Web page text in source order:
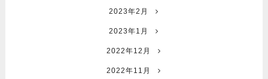
2023年2月
2023年1月
2022年12月
2022年11月